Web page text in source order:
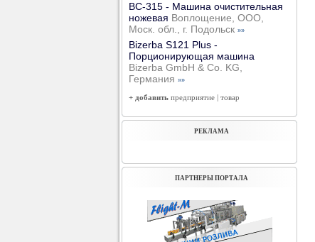
ВС-315 - Машина очистительная
ножевая Воплощение, ООО,
Моск. обл., г. Подольск »»
Bizerba S121 Plus -
Порционирующая машина
Bizerba GmbH & Co. KG,
Германия »»
+ добавить предприятие | товар
РЕКЛАМА
ПАРТНЕРЫ ПОРТАЛА